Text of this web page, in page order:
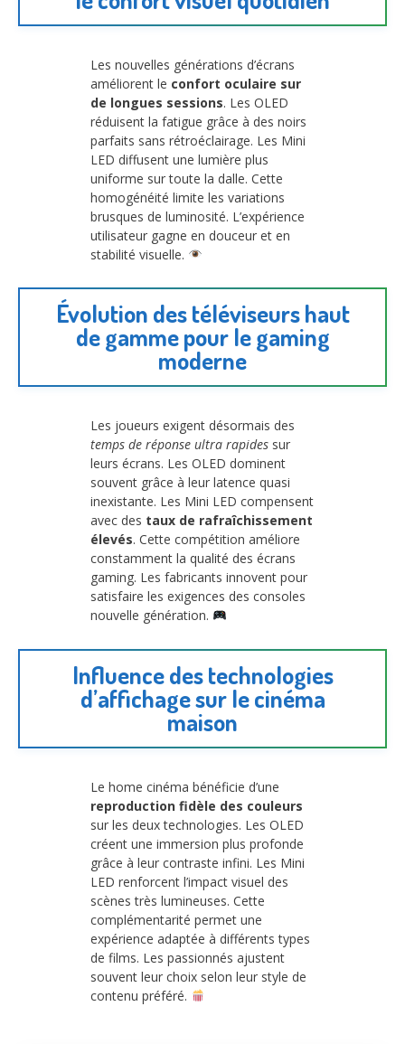
Les nouvelles générations d’écrans
améliorent le confort oculaire sur
de longues sessions. Les OLED
réduisent la fatigue grâce à des noirs
parfaits sans rétroéclairage. Les Mini
LED diffusent une lumière plus
uniforme sur toute la dalle. Cette
homogénéité limite les variations
brusques de luminosité. L’expérience
utilisateur gagne en douceur et en
stabilité visuelle.
Évolution des téléviseurs haut
de gamme pour le gaming
moderne
Les joueurs exigent désormais des
temps de réponse ultra rapides sur
leurs écrans. Les OLED dominent
souvent grâce à leur latence quasi
inexistante. Les Mini LED compensent
avec des taux de rafraîchissement
élevés. Cette compétition améliore
constamment la qualité des écrans
gaming. Les fabricants innovent pour
satisfaire les exigences des consoles
nouvelle génération.
Influence des technologies
d’affichage sur le cinéma
maison
Le home cinéma bénéficie d’une
reproduction fidèle des couleurs
sur les deux technologies. Les OLED
créent une immersion plus profonde
grâce à leur contraste infini. Les Mini
LED renforcent l’impact visuel des
scènes très lumineuses. Cette
complémentarité permet une
expérience adaptée à différents types
de films. Les passionnés ajustent
souvent leur choix selon leur style de
contenu préféré.